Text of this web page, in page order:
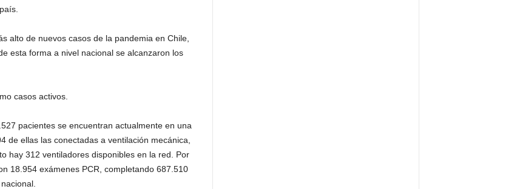
alto de nuevos casos de la pandemia en Chile,
esta forma a nivel nacional se alcanzaron los
casos activos.
pacientes se encuentran actualmente en una
de ellas las conectadas a ventilación mecánica,
hay 312 ventiladores disponibles en la red. Por
18.954 exámenes PCR, completando 687.510